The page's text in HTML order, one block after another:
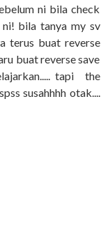
ni bila check
bila tanya my sv
terus buat reverse
buat reverse save
tapi the
susahhhh otak....